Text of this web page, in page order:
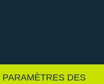
PARAMÈTRES DES